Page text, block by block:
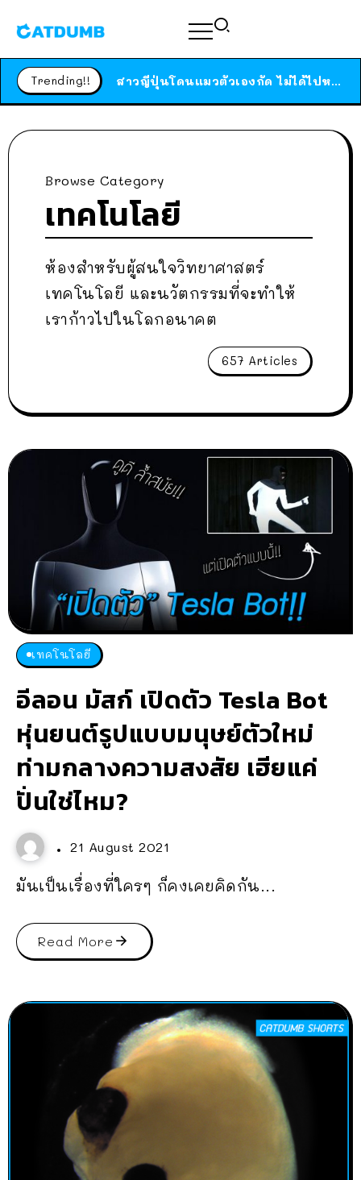
Trending!! ได้เวลาเด็กหนวดรวมตัว RF Online Next เปิดให้เล่นแล้ว เกม Sci-Fi MMORPG ระดับตำนาน เล่นได้ทั้งมือถือและ PC
Browse Category
เทคโนโลยี
ห้องสำหรับผู้สนใจวิทยาศาสตร์
เทคโนโลยี และนวัตกรรมที่จะทำให้
เราก้าวไปในโลกอนาคต
657 Articles
เทคโนโลยี
อีลอน มัสก์ เปิดตัว Tesla Bot
หุ่นยนต์รูปแบบมนุษย์ตัวใหม่
ท่ามกลางความสงสัย เฮียแค่
ปั่นใช่ไหม?
21 August 2021
มันเป็นเรื่องที่ใครๆ ก็คงเคยคิดกัน...
Read More